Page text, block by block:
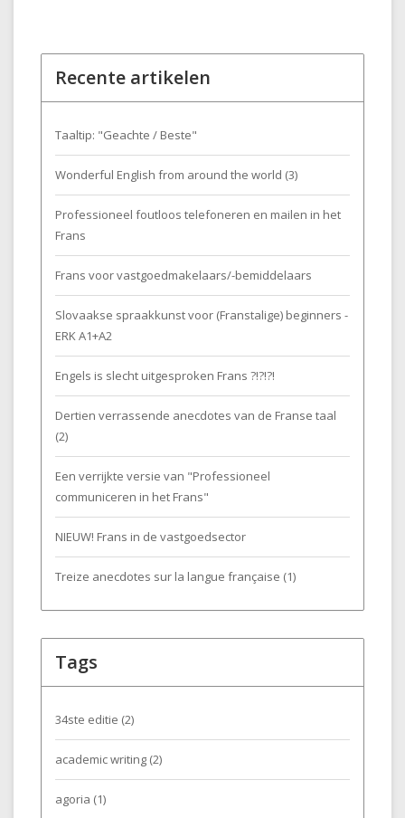
Recente artikelen
Taaltip: "Geachte / Beste"
Wonderful English from around the world (3)
Professioneel foutloos telefoneren en mailen in het
Frans
Frans voor vastgoedmakelaars/-bemiddelaars
Slovaakse spraakkunst voor (Franstalige) beginners -
ERK A1+A2
Engels is slecht uitgesproken Frans ?!?!?!
Dertien verrassende anecdotes van de Franse taal
(2)
Een verrijkte versie van "Professioneel
communiceren in het Frans"
NIEUW! Frans in de vastgoedsector
Treize anecdotes sur la langue française (1)
Tags
34ste editie (2)
academic writing (2)
agoria (1)